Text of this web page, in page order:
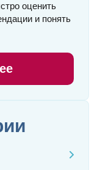
оценить
и понять